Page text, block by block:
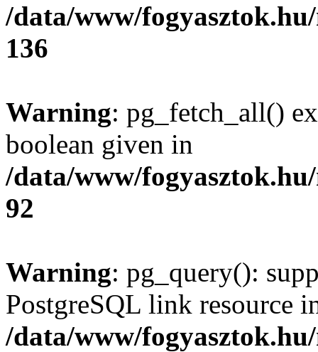
/data/www/
136
Warning: pg_fetch_all()
boolean given in
/data/www/
92
Warning: pg_query():
PostgreSQL link resource
/data/www/